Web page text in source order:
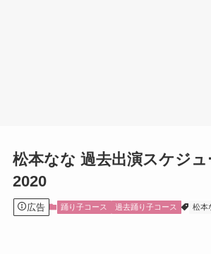
松本なな 過去出演スケジュ
2020
広告 踊り子コース 過去踊り子コース 松本